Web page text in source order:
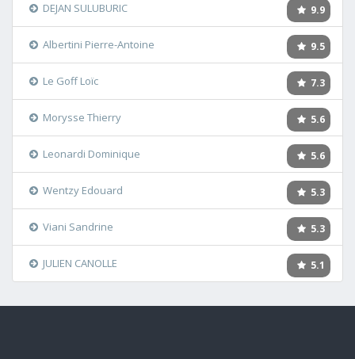
9.9
DEJAN SULUBURIC
9.5
Albertini Pierre-Antoine
7.3
Le Goff Loïc
5.6
Morysse Thierry
5.6
Leonardi Dominique
5.3
Wentzy Edouard
5.3
Viani Sandrine
5.1
JULIEN CANOLLE